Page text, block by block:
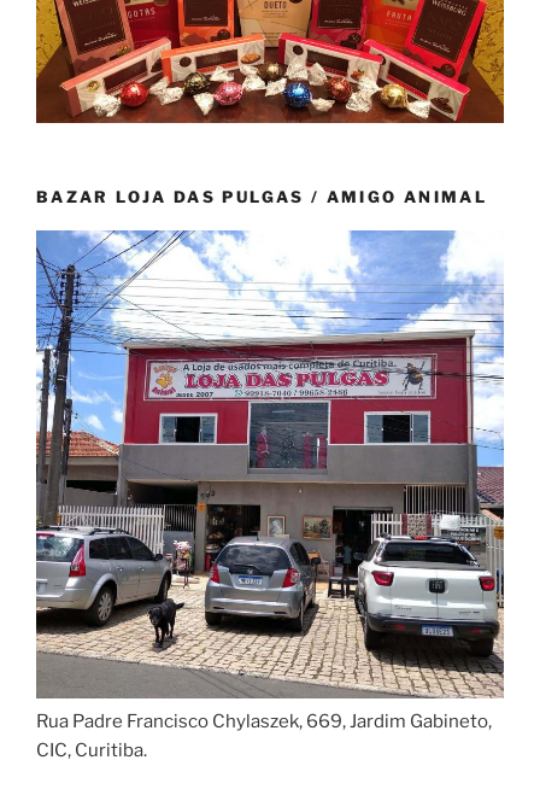
BAZAR LOJA DAS PULGAS / AMIGO ANIMAL
Rua Padre Francisco Chylaszek, 669, Jardim Gabineto,
CIC, Curitiba.